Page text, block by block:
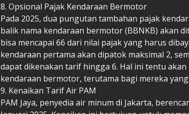
8. Opsional Pajak Kendaraan Bermotor
Pada 2025, dua pungutan tambahan pajak
balik nama kendaraan bermotor (BBNKB) akan
bisa mencapai 66 dari nilai pajak yang harus
kendaraan pertama akan dipatok maksimal 2,
dapat dikenakan tarif hingga 6. Hal ini tentu
kendaraan bermotor, terutama bagi mereka
9. Kenaikan Tarif Air PAM
PAM Jaya, penyedia air minum di Jakarta,